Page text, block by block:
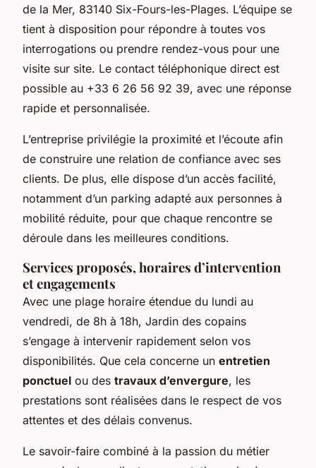
de la Mer, 83140 Six-Fours-les-Plages. L’équipe se
tient à disposition pour répondre à toutes vos
interrogations ou prendre rendez-vous pour une
visite sur site. Le contact téléphonique direct est
possible au +33 6 26 56 92 39, avec une réponse
rapide et personnalisée.
L’entreprise privilégie la proximité et l’écoute afin
de construire une relation de confiance avec ses
clients. De plus, elle dispose d’un accès facilité,
notamment d’un parking adapté aux personnes à
mobilité réduite, pour que chaque rencontre se
déroule dans les meilleures conditions.
Services proposés, horaires d’intervention
et engagements
Avec une plage horaire étendue du lundi au
vendredi, de 8h à 18h, Jardin des copains
s’engage à intervenir rapidement selon vos
disponibilités. Que cela concerne un entretien
ponctuel ou des travaux d’envergure, les
prestations sont réalisées dans le respect de vos
attentes et des délais convenus.
Le savoir-faire combiné à la passion du métier